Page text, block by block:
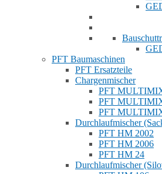
PFT Baumaschinen
PFT Ersatzteile
Chargenmischer
PFT
PFT
PFT
Durchlaufmischer
PFT HM 2002
PFT HM 2006
PFT HM 24
Durchlaufmischer